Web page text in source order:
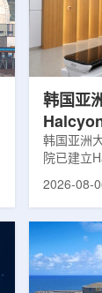
韩国亚
射治疗
韩国亚洲
院已建立
射治疗解
实时运动
中，用于
准度和安
Halcyon
2026-08-